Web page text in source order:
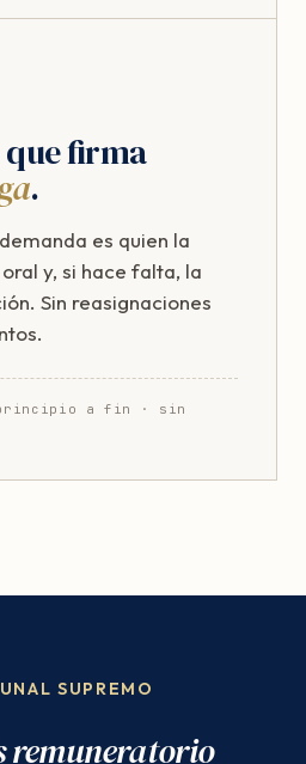
que firma
.
es quien la
y, si hace falta, la
Sin reasignaciones
principio a fin · sin
SUPREMO
remuneratorio